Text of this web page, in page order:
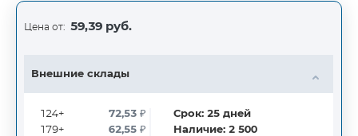
Цена от: 59,39 руб.
Внешние склады
124+
179+
72,53₽
62,55₽
Срок:25дней
Наличие:2 500